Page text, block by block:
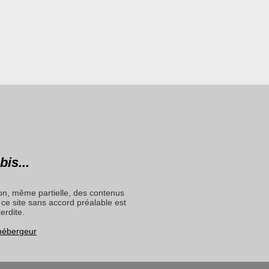
même partielle, des contenus
site sans accord préalable est